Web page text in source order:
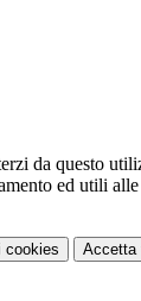
da questo
ed utili
cookies Accetta